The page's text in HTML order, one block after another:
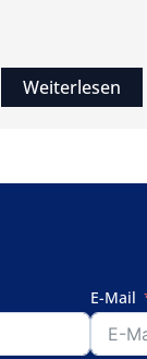
Weiterlesen
E-Mail